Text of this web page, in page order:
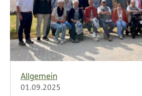
Allgemein
01.09.2025